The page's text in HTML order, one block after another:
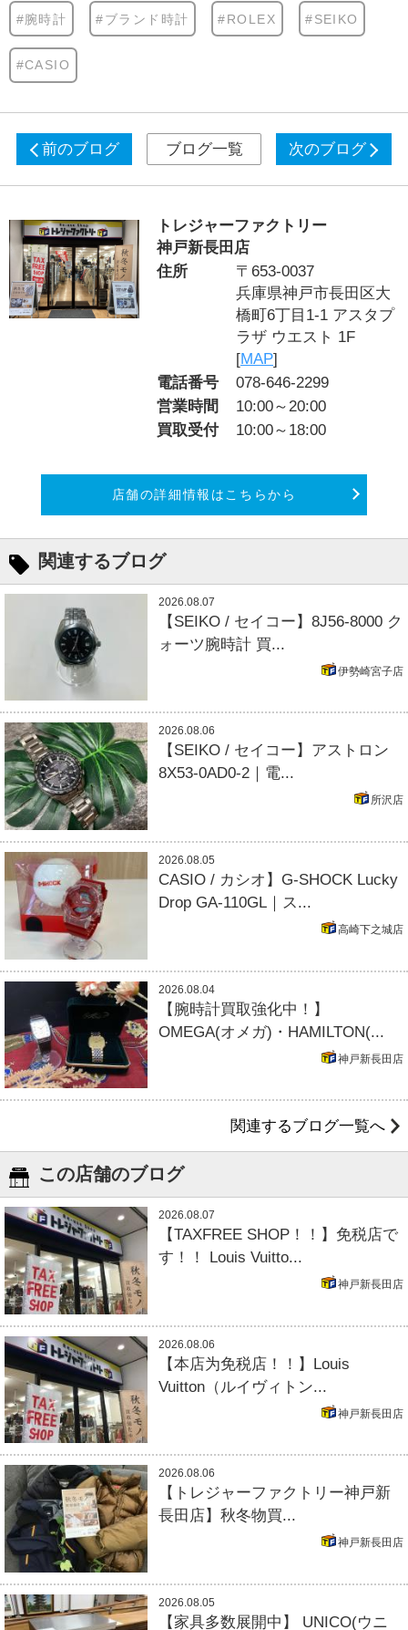
#腕時計 #ブランド時計 #ROLEX #SEIKO
#CASIO
前のブログ ブログ一覧 次のブログ
トレジャーファクトリー
神戸新長田店
住所
〒653-0037
兵庫県神戸市長田区大
橋町6丁目1-1 アスタプ
ラザ ウエスト 1F
[MAP]
電話番号
078-646-2299
営業時間
10:00～20:00
買取受付
10:00～18:00
店舗の詳細情報はこちらから
関連するブログ
2026.08.07
【SEIKO / セイコー】8J56-8000 ク
ォーツ腕時計 買...
伊勢崎宮子店
2026.08.06
【SEIKO / セイコー】アストロン
8X53-0AD0-2｜電...
所沢店
2026.08.05
CASIO / カシオ】G-SHOCK Lucky
Drop GA-110GL｜ス...
高崎下之城店
2026.08.04
【腕時計買取強化中！】
OMEGA(オメガ)・HAMILTON(...
神戸新長田店
関連するブログ一覧へ
この店舗のブログ
2026.08.07
【TAXFREE SHOP！！】免税店で
す！！ Louis Vuitto...
神戸新長田店
2026.08.06
【本店为免税店！！】Louis
Vuitton（ルイヴィトン...
神戸新長田店
2026.08.06
【トレジャーファクトリー神戸新
長田店】秋冬物買...
神戸新長田店
2026.08.05
【家具多数展開中】 UNICO(ウニ